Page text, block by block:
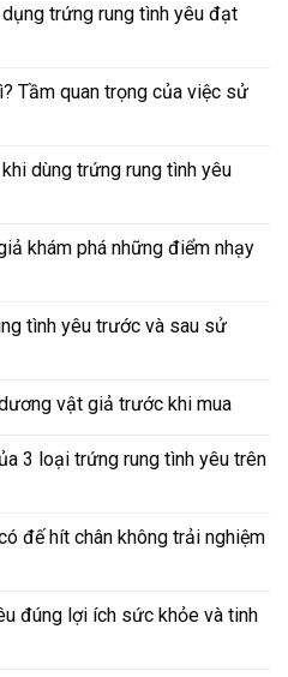
trứng rung tình yêu đạt
Tầm quan trọng của việc sử
dùng trứng rung tình yêu
khám phá những điểm nhạy
tình yêu trước và sau sử
vật giả trước khi mua
3 loại trứng rung tình yêu trên
đế hít chân không trải nghiệm
đúng lợi ích sức khỏe và tinh